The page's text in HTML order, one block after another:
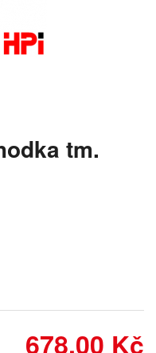
tm.
678,00 Kč